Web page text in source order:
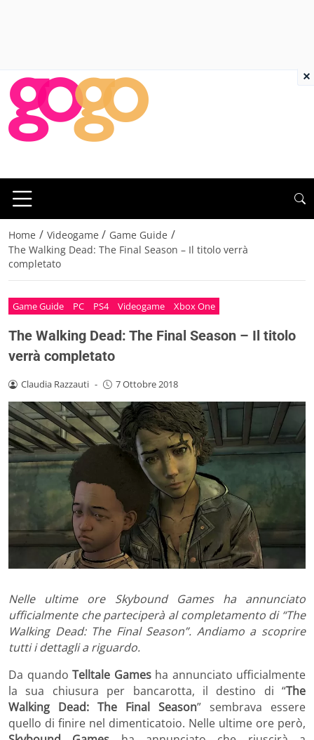
Home / Videogame / Game Guide /
The Walking Dead: The Final Season – Il titolo verrà
completato
Game Guide PC PS4 Videogame Xbox One
The Walking Dead: The Final Season – Il titolo
verrà completato
Claudia Razzauti - 7 Ottobre 2018
Nelle ultime ore Skybound Games ha annunciato
ufficialmente che parteciperà al completamento di “The
Walking Dead: The Final Season”. Andiamo a scoprire
tutti i dettagli a riguardo.
Da quando Telltale Gamesha annunciato ufficialmente
la sua chiusura per bancarotta, il destino di “The
Walking Dead: The Final Season” sembrava essere
quello di finire nel dimenticatoio. Nelle ultime ore però,
×